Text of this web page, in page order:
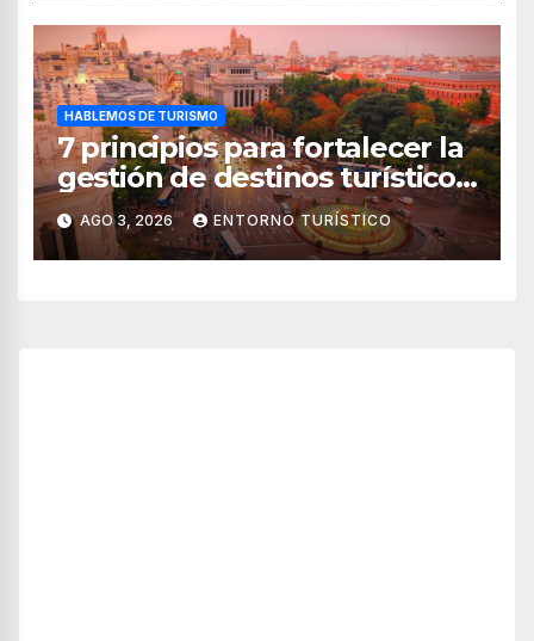
HABLEMOS DE TURISMO
7 principios para fortalecer la
gestión de destinos turísticos,
según el WTTC
AGO 3, 2026 ENTORNO TURÍSTICO